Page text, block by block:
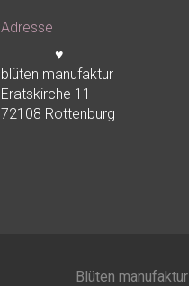
Adresse
♥
blüten manufaktur
Eratskirche 11
72108 Rottenburg
Blüten manufaktur